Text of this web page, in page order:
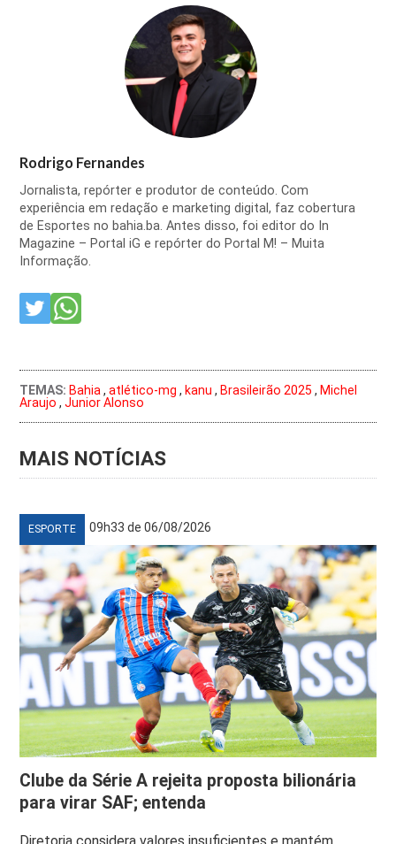
Rodrigo Fernandes
Jornalista, repórter e produtor de conteúdo. Com
experiência em redação e marketing digital, faz cobertura
de Esportes no bahia.ba. Antes disso, foi editor do In
Magazine – Portal iG e repórter do Portal M! – Muita
Informação.
TEMAS: Bahia,atlético-mg , kanu , Brasileirão 2025 , Michel
Araujo ,Junior Alonso
MAIS NOTÍCIAS
ESPORTE 09h33 de 06/08/2026
Clube da Série A rejeita proposta bilionária
para virar SAF; entenda